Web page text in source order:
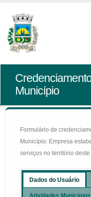
Município
Formulário de
Município: Empresa
serviços no território
Dados do Usuário
Atividades Municipais